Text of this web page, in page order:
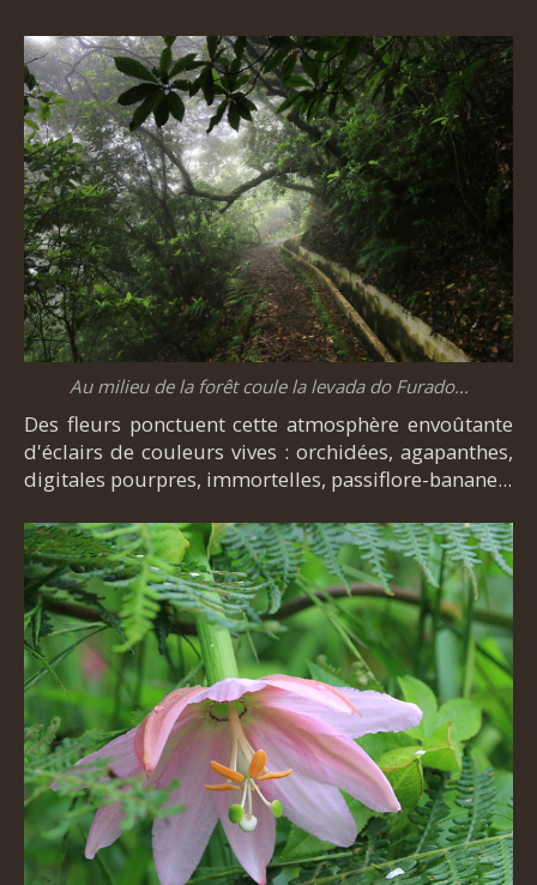
Au milieu de la forêt coule la levada do Furado...
Des fleurs ponctuent cette atmosphère envoûtante
d'éclairs de couleurs vives : orchidées, agapanthes,
digitales pourpres, immortelles, passiflore-banane...